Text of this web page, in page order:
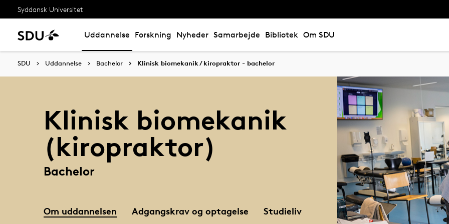
Syddansk Universitet
Uddannelse Forskning Nyheder Samarbejde Bibliotek Om SDU
SDU Uddannelse Bachelor Klinisk biomekanik / kiropraktor - bachelor
Klinisk biomekanik
(kiropraktor)
Bachelor
Om uddannelsen Adgangskrav og optagelse
Studieliv